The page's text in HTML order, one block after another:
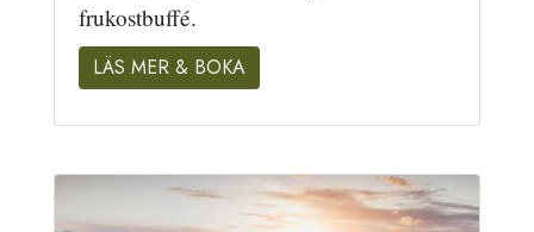
frukostbuffé.
LÄS MER & BOKA